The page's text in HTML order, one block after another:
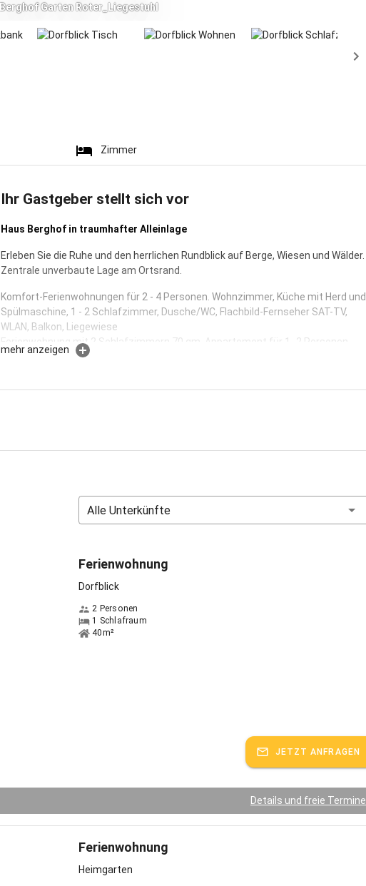
Berghof Garten Roter_Liegestuhl
Zimmer
Ihr Gastgeber stellt sich vor
Haus Berghof in traumhafter Alleinlage
Erleben Sie die Ruhe und den herrlichen Rundblick auf Berge, Wiesen und Wälder.
Zentrale unverbaute Lage am Ortsrand.
Komfort-Ferienwohnungen für 2 - 4 Personen. Wohnzimmer, Küche mit Herd und
Spülmaschine, 1 - 2 Schlafzimmer, Dusche/WC, Flachbild-Fernseher SAT-TV,
WLAN, Balkon, Liegewiese
Ferienwohnung mit 2 Schlafzimmern 70 qm, Appartement für 1- 2 Personen
mehr anzeigen
Alle Unterkünfte
Ferienwohnung
Dorfblick
2 Personen
1 Schlafraum
40m²
JETZT ANFRAGEN
Details und freie Termine
Ferienwohnung
Heimgarten